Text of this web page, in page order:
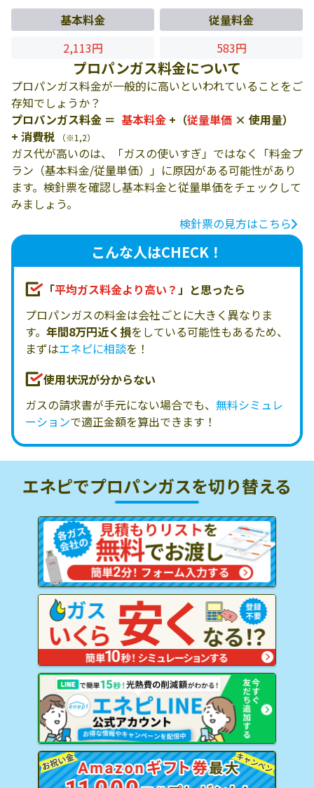
基本料金
従量料金
2,113円
583円
プロパンガス料金について
プロパンガス料金が一般的に高いといわれていることをご
存知でしょうか？
プロパンガス料金 ＝ 基本料金 +（従量単価 × 使用量）
+ 消費税
（※1,2）
ガス代が高いのは、「ガスの使いすぎ」ではなく「料金プ
ラン（基本料金/従量単価）」に原因がある可能性があり
ます。検針票を確認し基本料金と従量単価をチェックして
みましょう。
検針票の見方はこちら
こんな人はCHECK！
「平均ガス料金より高い？」と思ったら
プロパンガスの料金は会社ごとに大きく異なりま
す。 年間8万円近く損をしている可能性もあるため、
まずはエネピに相談を！
使用状況が分からない
ガスの請求書が手元にない場合でも、 無料シミュレ
ーションで適正金額を算出できます！
エネピでプロパンガスを切り替える